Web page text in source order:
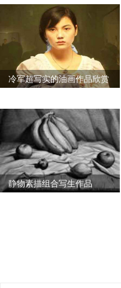
冷军超写实的油画作品欣赏
静物素描组合写生作品